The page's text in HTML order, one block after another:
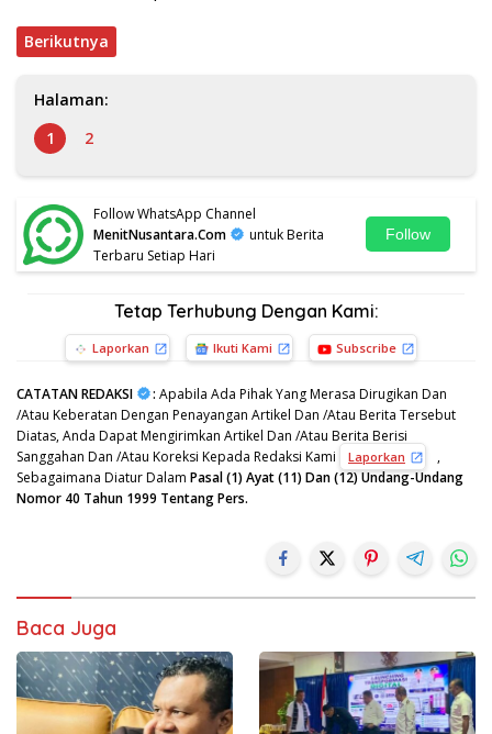
Berikutnya
Halaman:
1
2
Follow WhatsApp Channel
MenitNusantara.Com
untuk Berita
Terbaru Setiap Hari
Follow
Tetap Terhubung Dengan Kami:
Laporkan Ikuti Kami Subscribe
CATATAN REDAKSI : Apabila Ada Pihak Yang Merasa Dirugikan Dan
/Atau Keberatan Dengan Penayangan Artikel Dan /Atau Berita Tersebut
Diatas, Anda Dapat Mengirimkan Artikel Dan /Atau Berita Berisi
Sanggahan Dan /Atau Koreksi Kepada Redaksi Kami
Laporkan
,
Sebagaimana Diatur Dalam Pasal (1) Ayat (11) Dan (12) Undang-Undang
Nomor 40 Tahun 1999 Tentang Pers.
Baca Juga